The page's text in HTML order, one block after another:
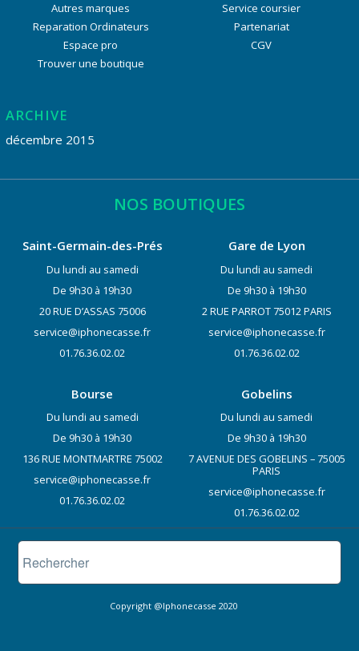
Autres marques
Reparation Ordinateurs
Espace pro
Trouver une boutique
Service coursier
Partenariat
CGV
ARCHIVE
décembre 2015
NOS BOUTIQUES
Saint-Germain-des-Prés
Du lundi au samedi
De 9h30 à 19h30
20 RUE D’ASSAS 75006
service@iphonecasse.fr
01.76.36.02.02
Gare de Lyon
Du lundi au samedi
De 9h30 à 19h30
2 RUE PARROT 75012 PARIS
service@iphonecasse.fr
01.76.36.02.02
Bourse
Du lundi au samedi
De 9h30 à 19h30
136 RUE MONTMARTRE 75002
service@iphonecasse.fr
01.76.36.02.02
Gobelins
Du lundi au samedi
De 9h30 à 19h30
7 AVENUE DES GOBELINS – 75005
PARIS
service@iphonecasse.fr
01.76.36.02.02
Copyright @Iphonecasse 2020